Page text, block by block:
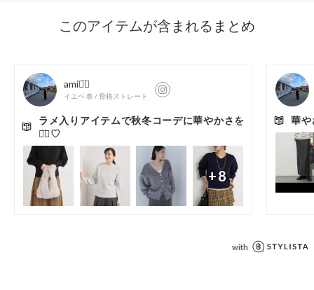
ブランドロゴを刻印したオリジナルのチャーム付きで、さりげ
・ポケットなし
※照明の関係により、実際よりも色味が違って見える場合があ
ります。また、パソコン・スマートフォンなどの環境により、
若干製品と画像のカラーが異なる場合もございます。